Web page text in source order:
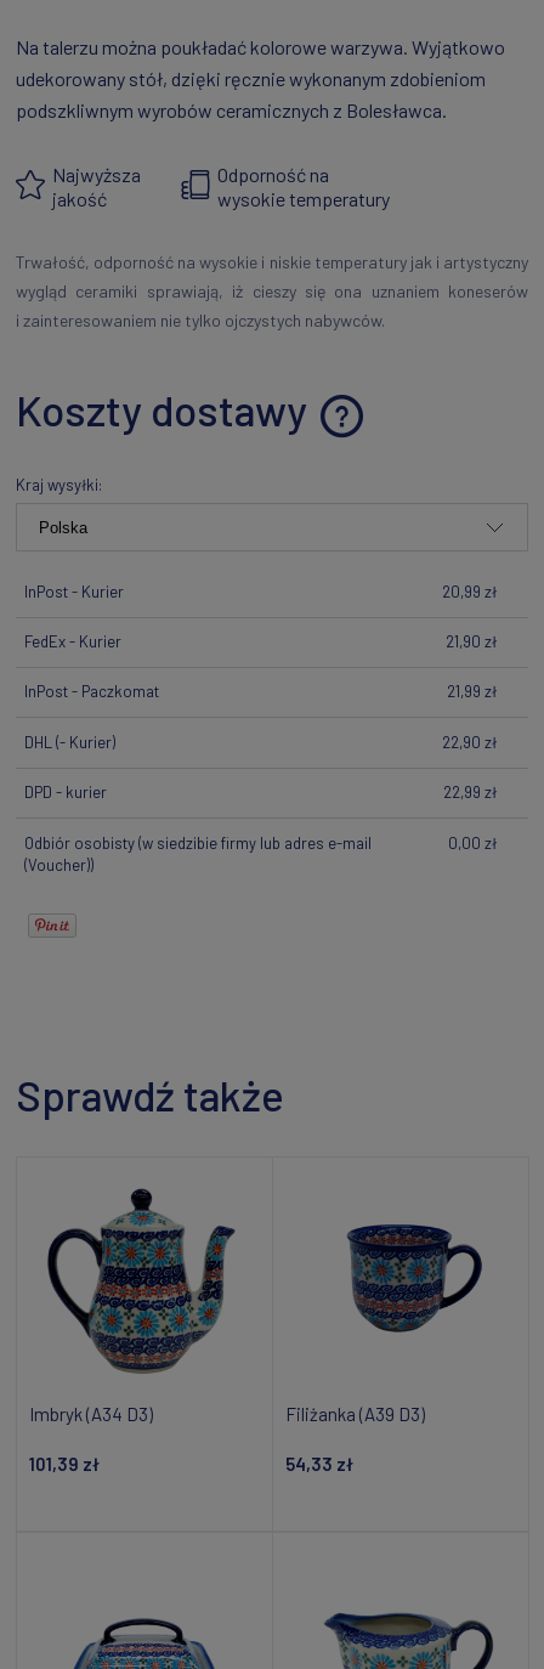
Na talerzu można poukładać kolorowe warzywa. Wyjątkowo
udekorowany stół, dzięki ręcznie wykonanym zdobieniom
podszkliwnym wyrobów ceramicznych z Bolesławca.
Najwyższa
jakość
Odporność na
wysokie temperatury
Trwałość, odporność na wysokie i niskie temperatury jak i artystyczny
wygląd ceramiki sprawiają, iż cieszy się ona uznaniem koneserów
i zainteresowaniem nie tylko ojczystych nabywców.
Koszty dostawy
Cena nie zawiera ewentualnych kosztów płatności
Kraj wysyłki:
InPost - Kurier 20,99 zł
FedEx - Kurier 21,90 zł
InPost - Paczkomat 21,99 zł
DHL (- Kurier) 22,90 zł
DPD - kurier 22,99 zł
Odbiór osobisty(w siedzibie firmy lub adres e-mail
(Voucher))
0,00 zł
Sprawdź także
Imbryk (A34 D3)
101,39 zł
Filiżanka (A39 D3)
54,33 zł